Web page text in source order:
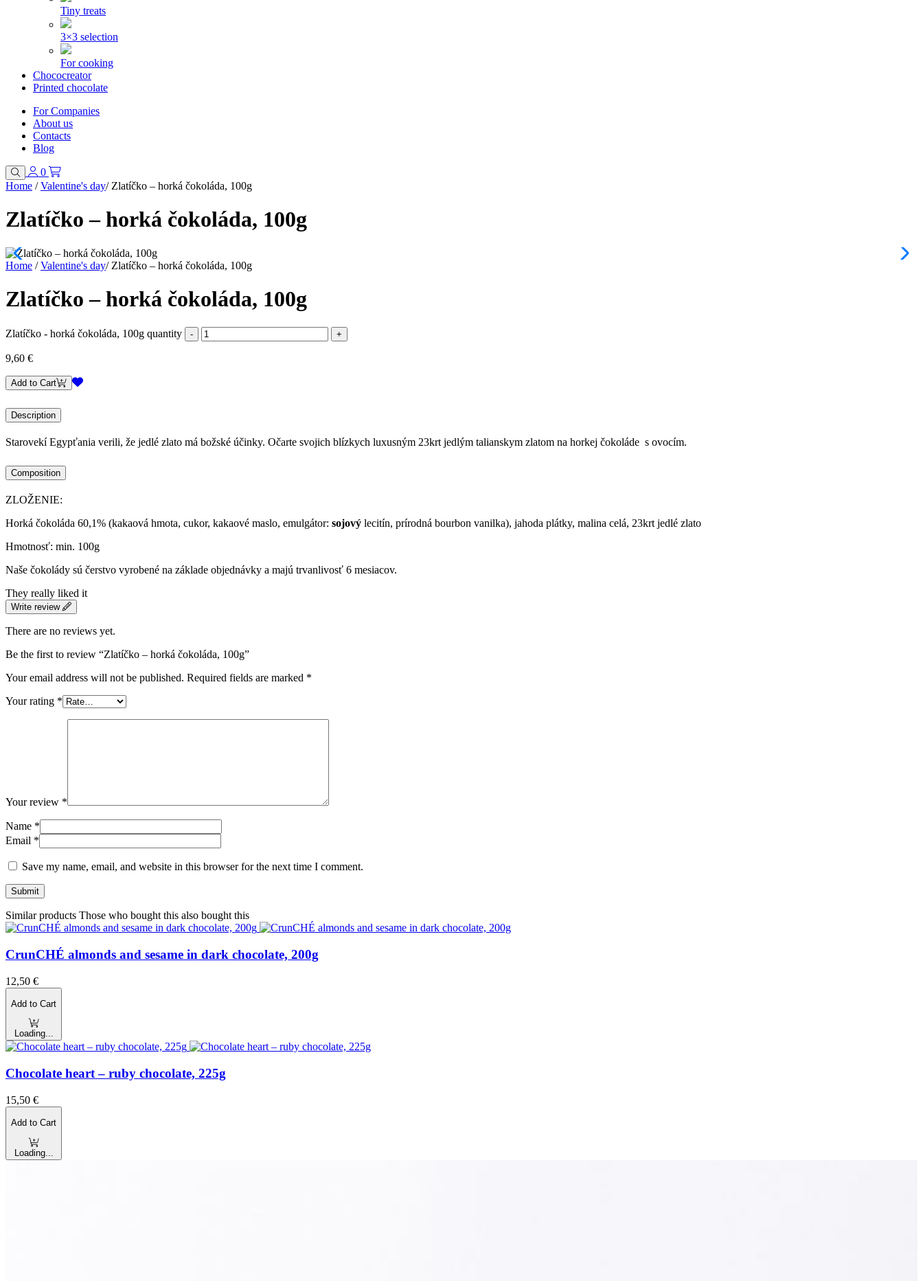
Tiny treats
3×3 selection
For cooking
Chococreator
Printed chocolate
For Companies
About us
Contacts
Blog
0
Home / Valentine's day/ Zlatíčko – horká čokoláda, 100g
Zlatíčko – horká čokoláda, 100g
Home / Valentine's day/ Zlatíčko – horká čokoláda, 100g
Zlatíčko – horká čokoláda, 100g
Zlatíčko - horká čokoláda, 100g quantity
9,60 €
Add to Cart
Description
Starovekí Egypťania verili, že jedlé zlato má božské účinky. Očarte svojich blízkych luxusným 23krt jedlým talianskym zlatom na horkej čokoláde s ovocím.
Composition
ZLOŽENIE:
Horká čokoláda 60,1% (kakaová hmota, cukor, kakaové maslo, emulgátor: sojový lecitín, prírodná bourbon vanilka), jahoda plátky, malina celá, 23krt jedlé zlato
Hmotnosť: min. 100g
Naše čokolády sú čerstvo vyrobené na základe objednávky a majú trvanlivosť 6 mesiacov.
They really liked it
Write review
There are no reviews yet.
Be the first to review “Zlatíčko – horká čokoláda, 100g”
Your email address will not be published. Required fields are marked *
Your rating *
Your review *
Name *
Email *
Save my name, email, and website in this browser for the next time I comment.
Similar products Those who bought this also bought this
CrunCHÉ almonds and sesame in dark chocolate, 200g
12,50 €
Add to Cart
Loading...
Chocolate heart – ruby chocolate, 225g
15,50 €
Add to Cart
Loading...